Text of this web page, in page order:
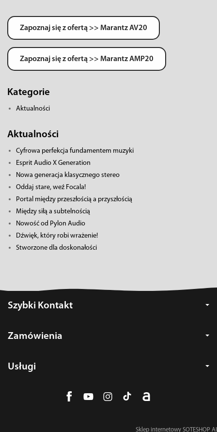
Zapoznaj się z ofertą >> Marantz AV20
Zapoznaj się z ofertą >> Marantz AMP20
Kategorie
Aktualności
Aktualności
Cyfrowa perfekcja fundamentem muzyki
Esprit Audio X Generation
Nowa generacja klasycznego stereo
Oddaj stare, weź Focala!
Portal między przeszłością a przyszłością
Między siłą a subtelnością
Nowość od Pylon Audio
Dźwięk, który robi wrażenie!
Stworzone dla doskonałości
Szybki Kontakt
Zamówienia
Usługi
Sklep internetowy SOTESHOP AI